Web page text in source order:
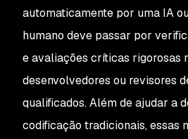
automaticamente por uma IA
humano deve passar por
e avaliações críticas rigorosas
desenvolvedores ou revisores
qualificados. Além de ajudar a
codificação tradicionais, essas